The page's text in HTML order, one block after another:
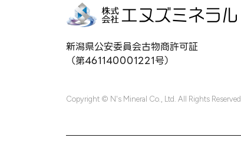
新潟県公安委員会古物商許可証
（第461140001221号）
Copyright © N's Mineral Co., Ltd. All Rights Reserved.